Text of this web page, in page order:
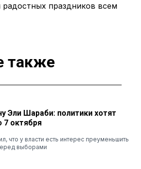
праздников всем
также
Эли Шараби: политики хотят
7 октября
что у власти есть интерес преуменьшить
выборами